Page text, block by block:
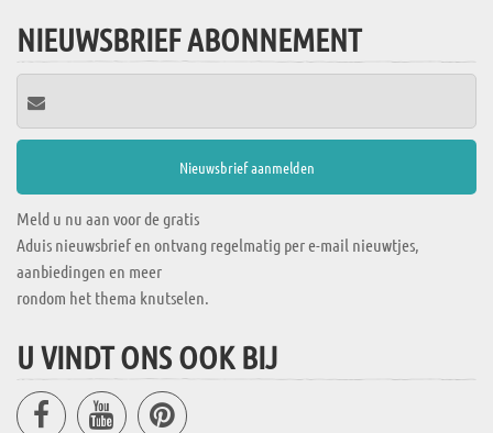
NIEUWSBRIEF ABONNEMENT
Meld u nu aan voor de gratis
Aduis nieuwsbrief en ontvang regelmatig per e-mail nieuwtjes,
aanbiedingen en meer
rondom het thema knutselen.
U VINDT ONS OOK BIJ